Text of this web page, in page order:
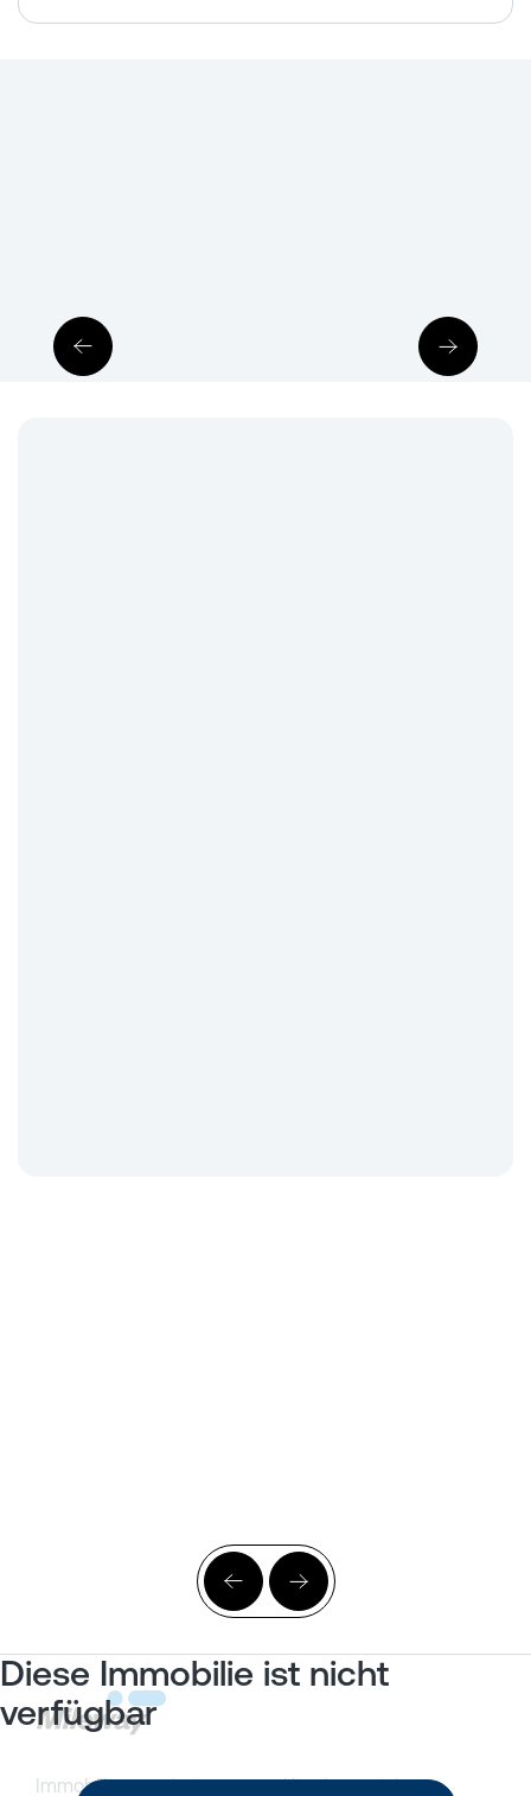
Diese Immobilie ist nicht
verfügbar
Immobilienangebote Kundenportal